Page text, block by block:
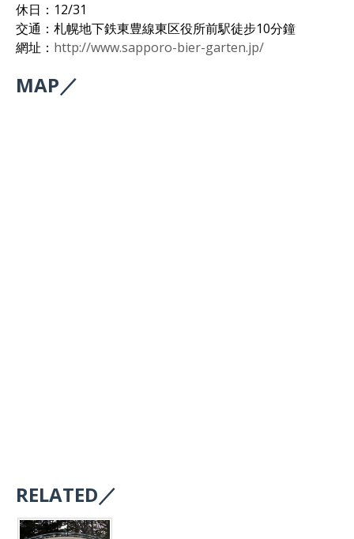
休日：12/31
交通：札幌地下鉄東豊線東区役所前駅徒步10分鐘
網址： http://www.sapporo-bier-garten.jp/
MAP／
RELATED／